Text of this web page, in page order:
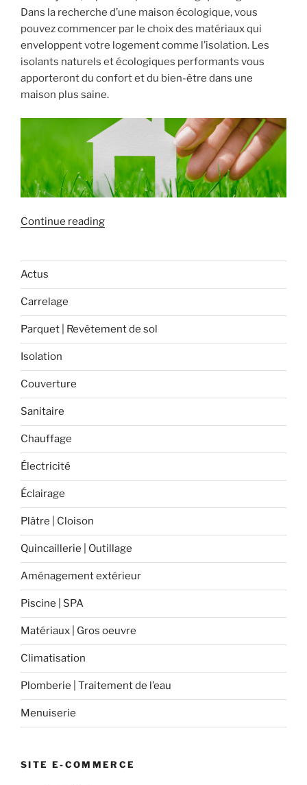
Dans la recherche d’une maison écologique, vous
pouvez commencer par le choix des matériaux qui
enveloppent votre logement comme l’isolation. Les
isolants naturels et écologiques performants vous
apporteront du confort et du bien-être dans une
maison plus saine.
Continue reading« Optez
écologique ! »
Actus
Carrelage
Parquet | Revêtement de sol
Isolation
Couverture
Sanitaire
Chauffage
Électricité
Éclairage
Plâtre | Cloison
Quincaillerie | Outillage
Aménagement extérieur
Piscine | SPA
Matériaux | Gros oeuvre
Climatisation
Plomberie | Traitement de l’eau
Menuiserie
SITE E-COMMERCE